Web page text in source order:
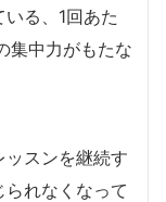
る、1回あた
集中力がもたな
スンを継続す
れなくなって